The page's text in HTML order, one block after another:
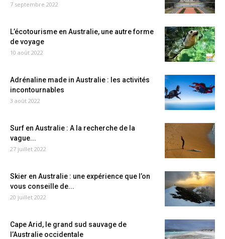
7 septembre 2022
L’écotourisme en Australie, une autre forme
de voyage
10 août 2022
Adrénaline made in Australie : les activités
incontournables
3 août 2022
Surf en Australie : A la recherche de la
vague...
27 juillet 2022
Skier en Australie : une expérience que l’on
vous conseille de...
20 juillet 2022
Cape Arid, le grand sud sauvage de
l’Australie occidentale